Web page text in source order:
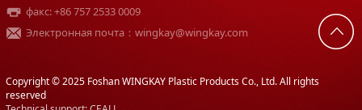
факс: +86 757 2533 0009
Электронная почта：wingkay@wingkay.com
Copyright © 2025 Foshan WINGKAY Plastic Products Co., Ltd. All rights
reserved